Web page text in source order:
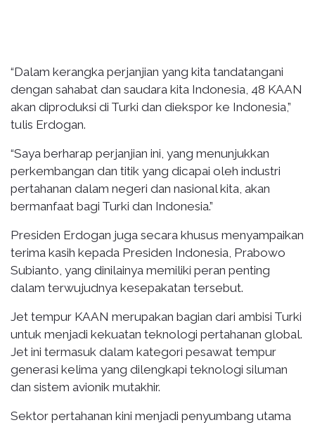
“Dalam kerangka perjanjian yang kita tandatangani
dengan sahabat dan saudara kita Indonesia, 48 KAAN
akan diproduksi di Turki dan diekspor ke Indonesia,”
tulis Erdogan.
“Saya berharap perjanjian ini, yang menunjukkan
perkembangan dan titik yang dicapai oleh industri
pertahanan dalam negeri dan nasional kita, akan
bermanfaat bagi Turki dan Indonesia.”
Presiden Erdogan juga secara khusus menyampaikan
terima kasih kepada Presiden Indonesia, Prabowo
Subianto, yang dinilainya memiliki peran penting
dalam terwujudnya kesepakatan tersebut.
Jet tempur KAAN merupakan bagian dari ambisi Turki
untuk menjadi kekuatan teknologi pertahanan global.
Jet ini termasuk dalam kategori pesawat tempur
generasi kelima yang dilengkapi teknologi siluman
dan sistem avionik mutakhir.
Sektor pertahanan kini menjadi penyumbang utama